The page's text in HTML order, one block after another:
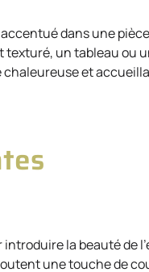
dans une
un tableau ou
et
la beauté de
une touche de